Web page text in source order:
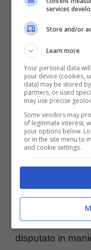
piuttosto rapida.
Paige
golf
piano,
Paigeha girato
adolescente e
fortuna di
professionistico
vinto numerosi
carriera è
disputato in
services
Store and/or
Learn more
Your personal data
your device (cookies,
data) may be stored
partners, or used
may use precise
Some vendors may
of legitimate interest,
your options below.
or in the site menu to
and cookie settings.